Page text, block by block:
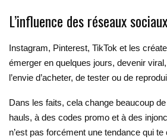
L’influence des réseaux sociaux
Instagram, Pinterest, TikTok et les
émerger en quelques jours, devenir
l’envie d’acheter, de tester ou de
Dans les faits, cela change beaucoup
hauls, à des codes promo et à des
n’est pas forcément une tendance qui te